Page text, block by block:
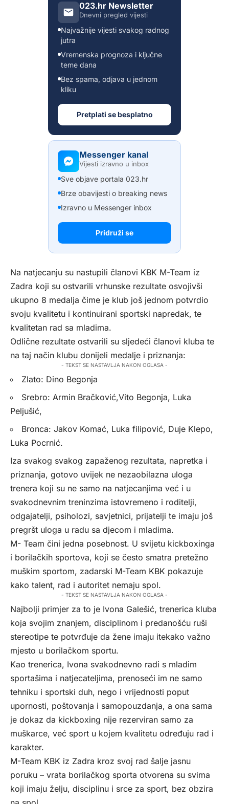
023.hr Newsletter
Dnevni pregled vijesti
Najvažnije vijesti svakog radnog
jutra
Vremenska prognoza i ključne
teme dana
Bez spama, odjava u jednom
kliku
Pretplati se besplatno
Messenger kanal
Vijesti izravno u inbox
Sve objave portala 023.hr
Brze obavijesti o breaking news
Izravno u Messenger inbox
Pridruži se
Na natjecanju su nastupili članovi KBK M-Team iz
Zadra koji su ostvarili vrhunske rezultate osvojivši
ukupno 8 medalja čime je klub još jednom potvrdio
svoju kvalitetu i kontinuirani sportski napredak, te
kvalitetan rad sa mladima.
Odlične rezultate ostvarili su sljedeći članovi kluba te
na taj način klubu donijeli medalje i priznanja:
- TEKST SE NASTAVLJA NAKON OGLASA -
Zlato: Dino Begonja
Srebro: Armin Bračković,Vito Begonja, Luka
Peljušić,
Bronca: Jakov Komać, Luka filipović, Duje Klepo,
Luka Pocrnić.
Iza svakog svakog zapaženog rezultata, napretka i
priznanja, gotovo uvijek ne nezaobilazna uloga
trenera koji su ne samo na natjecanjima već i u
svakodnevnim treninzima istovremeno i roditelji,
odgajatelji, psiholozi, savjetnici, prijatelji te imaju još
pregršt uloga u radu sa djecom i mladima.
M- Team čini jedna posebnost. U svijetu kickboxinga
i borilačkih sportova, koji se često smatra pretežno
muškim sportom, zadarski M-Team KBK pokazuje
kako talent, rad i autoritet nemaju spol.
- TEKST SE NASTAVLJA NAKON OGLASA -
Najbolji primjer za to je Ivona Galešić, trenerica kluba
koja svojim znanjem, disciplinom i predanošću ruši
stereotipe te potvrđuje da žene imaju itekako važno
mjesto u borilačkom sportu.
Kao trenerica, Ivona svakodnevno radi s mladim
sportašima i natjecateljima, prenoseći im ne samo
tehniku i sportski duh, nego i vrijednosti poput
upornosti, poštovanja i samopouzdanja, a ona sama
je dokaz da kickboxing nije rezerviran samo za
muškarce, već sport u kojem kvalitetu određuju rad i
karakter.
M-Team KBK iz Zadra kroz svoj rad šalje jasnu
poruku – vrata borilačkog sporta otvorena su svima
koji imaju želju, disciplinu i srce za sport, bez obzira